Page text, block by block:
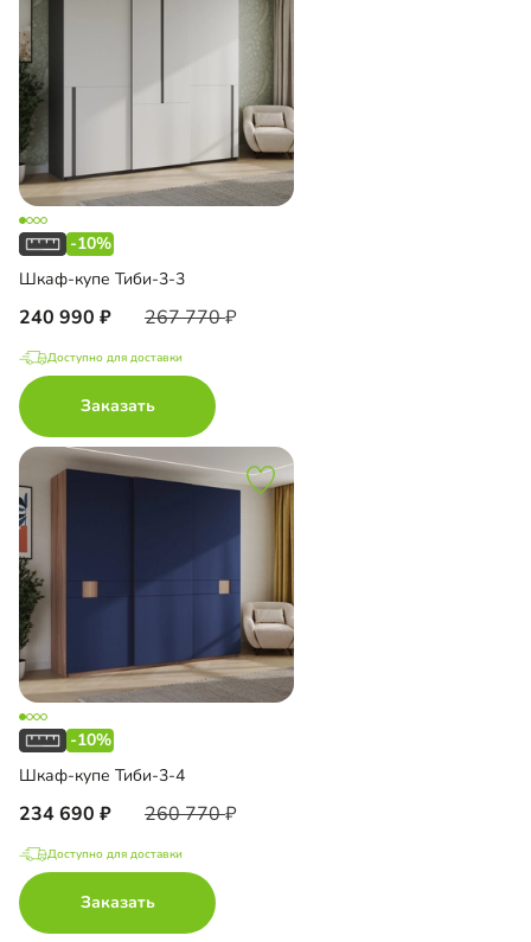
-10%
Шкаф-купе Тиби-3-3
240 990 267 770
Доступно для доставки
Заказать
-10%
Шкаф-купе Тиби-3-4
234 690 260 770
Доступно для доставки
Заказать